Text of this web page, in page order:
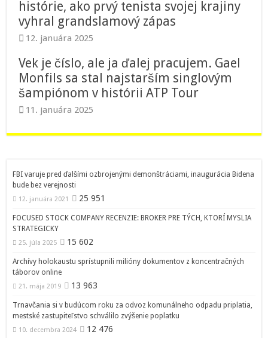
histórie, ako prvý tenista svojej krajiny
vyhral grandslamový zápas
12. januára 2025
Vek je číslo, ale ja ďalej pracujem. Gael
Monfils sa stal najstarším singlovým
šampiónom v histórii ATP Tour
11. januára 2025
FBI varuje pred ďalšími ozbrojenými demonštráciami, inaugurácia Bidena
bude bez verejnosti
12. januára 2021 25 951
FOCUSED STOCK COMPANY RECENZIE: BROKER PRE TÝCH, KTORÍ MYSLIA
STRATEGICKY
25. júla 2025 15 602
Archívy holokaustu sprístupnili milióny dokumentov z koncentračných
táborov online
21. mája 2019 13 963
Trnavčania si v budúcom roku za odvoz komunálneho odpadu priplatia,
mestské zastupiteľstvo schválilo zvýšenie poplatku
10. decembra 2024 12 476